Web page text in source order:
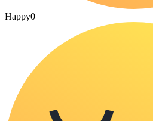
Happy0